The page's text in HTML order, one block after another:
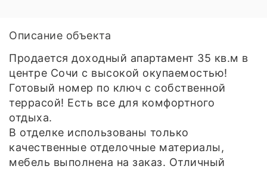
Описание объекта
Продается доходный апартамент 35 кв.м в
центре Сочи с высокой окупаемостью!
Готовый номер по ключ с собственной
террасой! Есть все для комфортного
отдыха.
В отделке использованы только
качественные отделочные материалы,
мебель выполнена на заказ. Отличный